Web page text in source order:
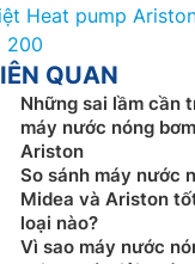
Heat pump
200
QUAN
Những sai lầm cần
máy nước nóng
Ariston
So sánh máy nước
Midea và Ariston
loại nào?
Vì sao máy nước